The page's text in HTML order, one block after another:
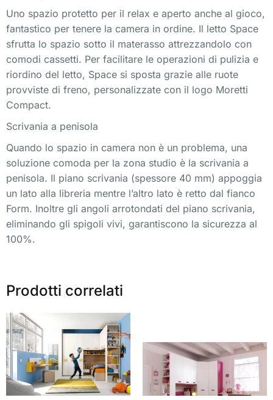
Uno spazio protetto per il relax e aperto anche al gioco,
fantastico per tenere la camera in ordine. Il letto Space
sfrutta lo spazio sotto il materasso attrezzandolo con
comodi cassetti. Per facilitare le operazioni di pulizia e
riordino del letto, Space si sposta grazie alle ruote
provviste di freno, personalizzate con il logo Moretti
Compact.
Scrivania a penisola
Quando lo spazio in camera non è un problema, una
soluzione comoda per la zona studio è la scrivania a
penisola. Il piano scrivania (spessore 40 mm) appoggia
un lato alla libreria mentre l’altro lato è retto dal fianco
Form. Inoltre gli angoli arrotondati del piano scrivania,
eliminando gli spigoli vivi, garantiscono la sicurezza al
100%.
Prodotti correlati